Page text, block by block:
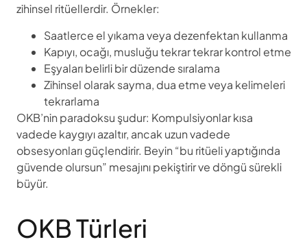
zihinsel ritüellerdir. Örnekler:
Saatlerce el yıkama veya dezenfektan kullanma
Kapıyı, ocağı, musluğu tekrar tekrar kontrol etme
Eşyaları belirli bir düzende sıralama
Zihinsel olarak sayma, dua etme veya kelimeleri
tekrarlama
OKB’nin paradoksu şudur: Kompulsiyonlar kısa
vadede kaygıyı azaltır, ancak uzun vadede
obsesyonları güçlendirir. Beyin “bu ritüeli yaptığında
güvende olursun” mesajını pekiştirir ve döngü sürekli
büyür.
OKB Türleri